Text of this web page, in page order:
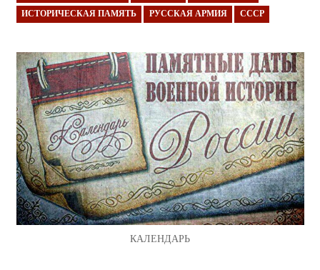
ИСТОРИЧЕСКАЯ ПАМЯТЬ РУССКАЯ АРМИЯ СССР
КАЛЕНДАРЬ